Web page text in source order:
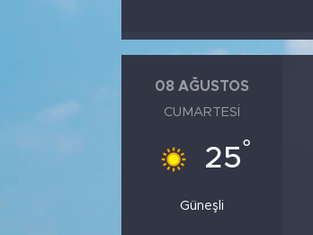
08 AĞUSTOS
CUMARTESI
25°
Güneşli